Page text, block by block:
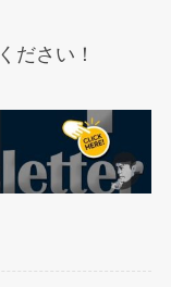
ださい！